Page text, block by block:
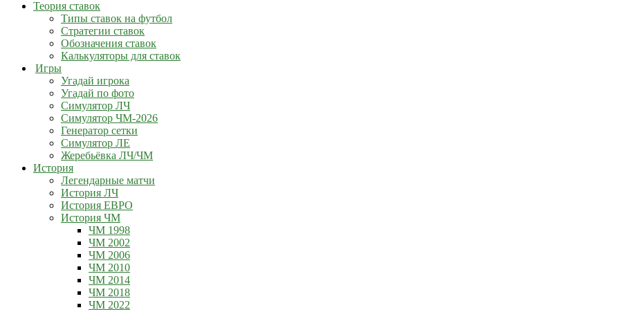
Теория ставок
Типы ставок на футбол
Стратегии ставок
Обозначения ставок
Калькуляторы для ставок
Игры
Угадай игрока
Угадай по фото
Симулятор ЛЧ
Симулятор ЧМ-2026
Генератор сетки
Симулятор ЛЕ
Жеребьёвка ЛЧ/ЧМ
История
Легендарные матчи
История ЛЧ
История ЕВРО
История ЧМ
ЧМ 1998
ЧМ 2002
ЧМ 2006
ЧМ 2010
ЧМ 2014
ЧМ 2018
ЧМ 2022